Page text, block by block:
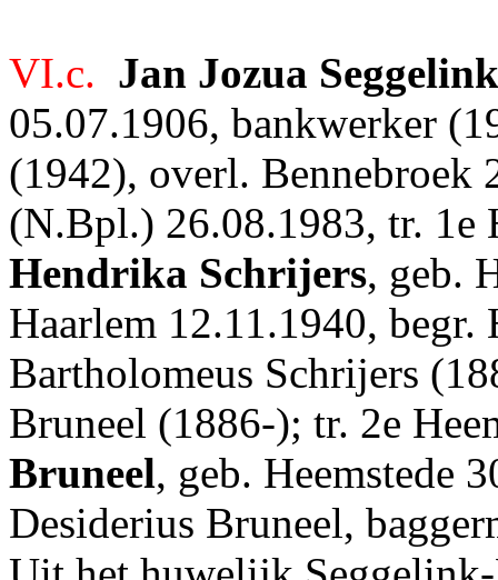
VI.c. Jan Jozua Seggelink
05.07.1906, bankwerker
(1942), overl. Bennebroek
(N.Bpl.) 26.08.1983, tr. 1e
Hendrika Schrijers, geb.
Haarlem 12.11.1940,
Bartholomeus Schrijers
Bruneel (1886-); tr. 2e
Bruneel, geb. Heemstede
Desiderius Bruneel,